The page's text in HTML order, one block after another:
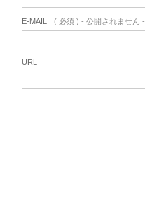
E-MAIL ( 必須 ) - 公開されません -
URL